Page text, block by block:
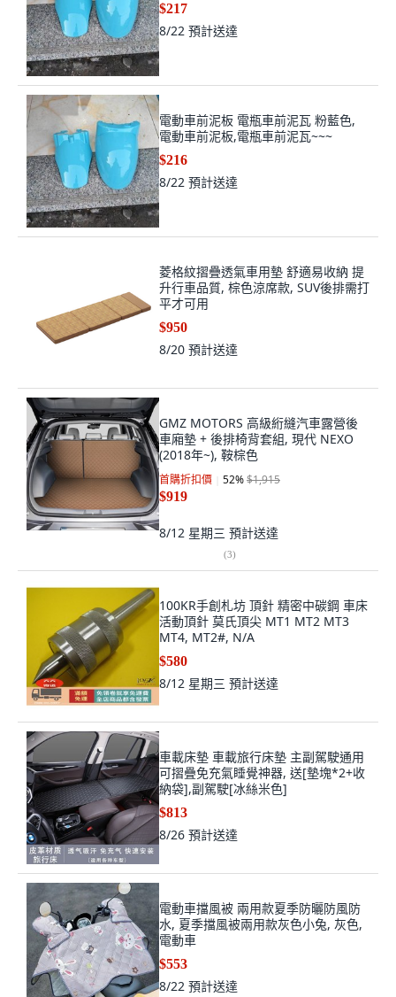
$217
8/22 預計送達
電動車前泥板 電瓶車前泥瓦 粉藍色,
電動車前泥板,電瓶車前泥瓦~~~
$216
8/22 預計送達
菱格紋摺疊透氣車用墊 舒適易收納 提
升行車品質, 棕色涼席款, SUV後排需打
平才可用
$950
8/20 預計送達
GMZ MOTORS 高級絎縫汽車露營後
車廂墊 + 後排椅背套組, 現代 NEXO
(2018年~), 鞍棕色
首購折扣價 52%$1,915
$919
8/12 星期三 預計送達
(3)
100KR手創札坊 頂針 精密中碳鋼 車床
活動頂針 莫氏頂尖 MT1 MT2 MT3
MT4, MT2#, N/A
$580
8/12 星期三 預計送達
車載床墊 車載旅行床墊 主副駕駛通用
可摺疊免充氣睡覺神器, 送[墊塊*2+收
納袋],副駕駛[冰絲米色]
$813
8/26 預計送達
電動車擋風被 兩用款夏季防曬防風防
水, 夏季擋風被兩用款灰色小兔, 灰色,
電動車
$553
8/22 預計送達